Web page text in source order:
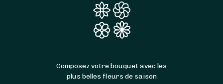
Composez votre bouquet avec les
plus belles fleurs de saison